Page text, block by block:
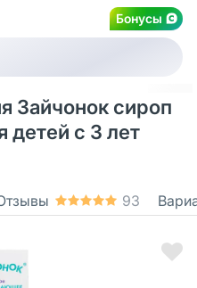
Бонусы
Зайчонок сироп
детей с 3 лет
93